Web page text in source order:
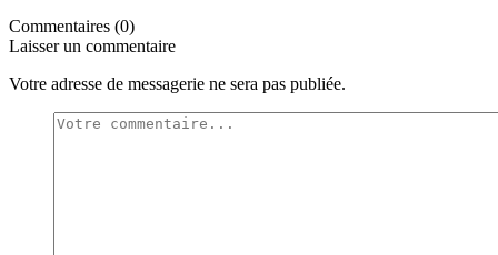
Commentaires (0)
Laisser un commentaire
Votre adresse de messagerie ne sera pas publiée.